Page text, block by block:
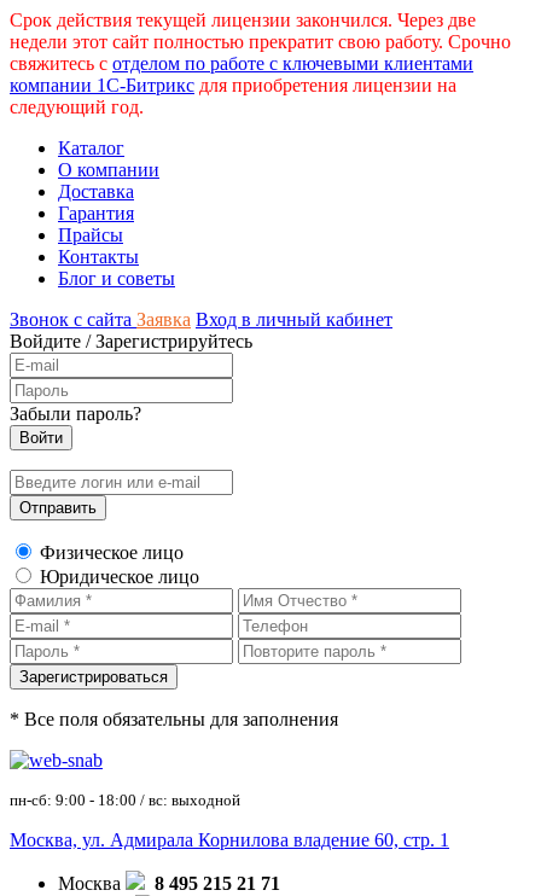
Срок действия текущей лицензии закончился. Через две
недели этот сайт полностью прекратит свою работу. Срочно
свяжитесь с отделом по работе с ключевыми клиентами
компании 1С-Битрикс для приобретения лицензии на
следующий год.
Каталог
О компании
Доставка
Гарантия
Прайсы
Контакты
Блог и советы
Звонок с сайта Заявка Вход в личный кабинет
Войдите /Зарегистрируйтесь
Забыли пароль?
Физическое лицо
Юридическое лицо
* Все поля обязательны для заполнения
пн-сб: 9:00 - 18:00 / вс: выходной
Москва, ул. Адмирала Корнилова владение 60, стр. 1
Москва
8 495 215 21 71